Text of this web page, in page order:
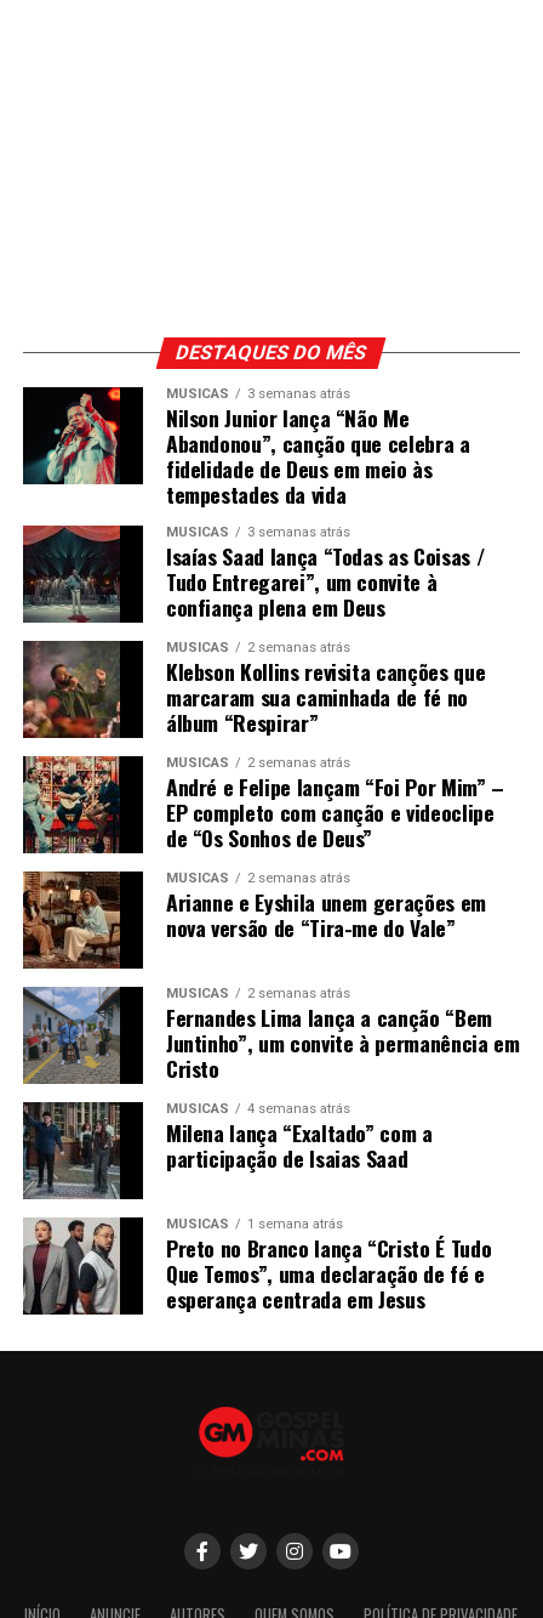
DESTAQUES DO MÊS
MÚSICAS 3 semanas atrás
Nilson Junior lança “Não Me
Abandonou”, canção que celebra a
fidelidade de Deus em meio às
tempestades da vida
MÚSICAS 3 semanas atrás
Isaías Saad lança “Todas as Coisas /
Tudo Entregarei”, um convite à
confiança plena em Deus
MÚSICAS 2 semanas atrás
Klebson Kollins revisita canções que
marcaram sua caminhada de fé no
álbum “Respirar”
MÚSICAS 2 semanas atrás
André e Felipe lançam “Foi Por Mim” –
EP completo com canção e videoclipe
de “Os Sonhos de Deus”
MÚSICAS 2 semanas atrás
Arianne e Eyshila unem gerações em
nova versão de “Tira-me do Vale”
MÚSICAS 2 semanas atrás
Fernandes Lima lança a canção “Bem
Juntinho”, um convite à permanência em
Cristo
MÚSICAS 4 semanas atrás
Milena lança “Exaltado” com a
participação de Isaias Saad
MÚSICAS 1 semana atrás
Preto no Branco lança “Cristo É Tudo
Que Temos”, uma declaração de fé e
esperança centrada em Jesus